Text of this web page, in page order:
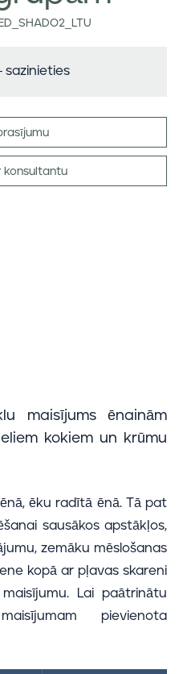
sazinieties
konsultantu
maisījums ēnainām
kokiem un krūmu
ēku radītā ēnā. Tā pat
sausākos apstākļos,
zemāku mēslošanas
kopā ar pļavas skareni
Lai paātrinātu
pievienota